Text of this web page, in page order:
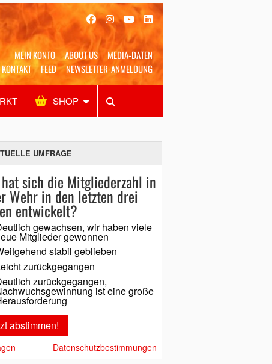
MEIN KONTO ABOUT US
MEDIA-DATEN
KONTAKT
FEED NEWSLETTER-ANMELDUNG
SHOP
Alles Shop SUCHEN
UMFRAGE
sich die Mitgliederzahl in
Wehr in den letzten drei
entwickelt?
gewachsen, wir haben viele
Mitglieder gewonnen
stabil geblieben
zurückgegangen
zurückgegangen,
ist eine große
Datenschutzbestimmungen